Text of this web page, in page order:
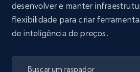
desenvolver e manter
flexibilidade para criar
de inteligência de preços.